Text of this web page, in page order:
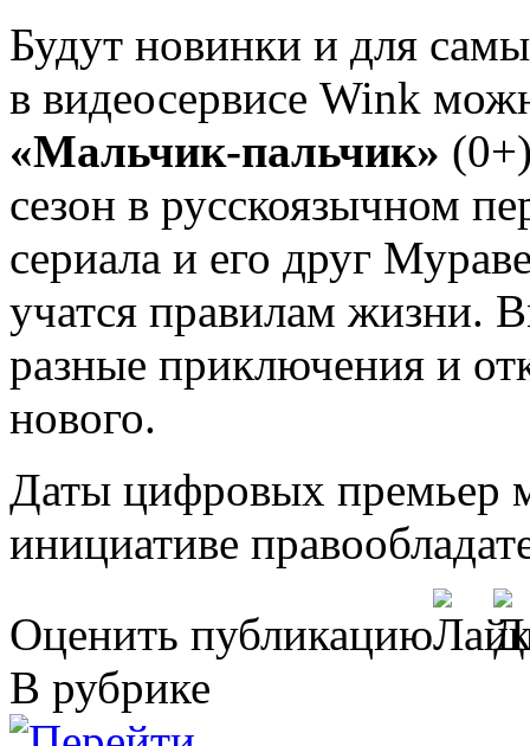
Будут новинки и для
в видеосервисе Wink
«Мальчик-пальчик»
сезон в русскоязычном
сериала и его друг
учатся правилам жизни.
разные приключения и
нового.
Даты цифровых премьер
инициативе
Оценить публикацию
В рубрике